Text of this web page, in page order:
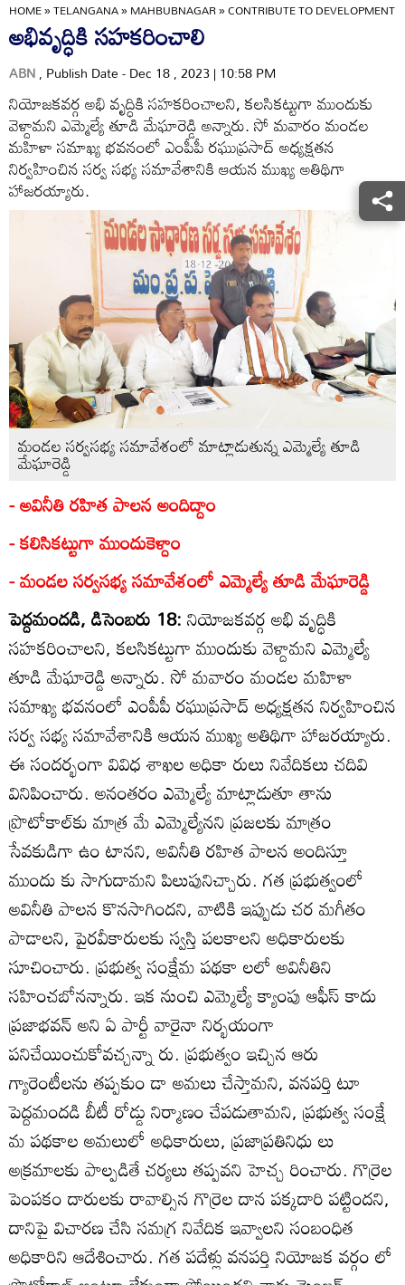
HOME»TELANGANA»MAHBUBNAGAR»CONTRIBUTE TO DEVELOPMENT
అభివృద్ధికి సహకరించాలి
ABN, Publish Date - Dec 18 , 2023 | 10:58 PM
నియోజకవర్గ అభి వృద్ధికి సహకరించాలని, కలసికట్టుగా ముందుకు
వెళ్దామని ఎమ్మెల్యే తూడి మేఘారెడ్డి అన్నారు. సో మవారం మండల
మహిళా సమాఖ్య భవనంలో ఎంపీపీ రఘుప్రసాద్‌ అధ్యక్షతన
నిర్వహించిన సర్వ సభ్య సమావేశానికి ఆయన ముఖ్య అతిథిగా
హాజరయ్యారు.
మండల సర్వసభ్య సమావేశంలో మాట్లాడుతున్న ఎమ్మెల్యే తూడి
మేఘారెడ్డి
- అవినీతి రహిత పాలన అందిద్దాం
- కలిసికట్టుగా ముందుకెళ్దాం
- మండల సర్వసభ్య సమావేశంలో ఎమ్మెల్యే తూడి మేఘారెడ్డి
పెద్దమందడి, డిసెంబరు 18:నియోజకవర్గ అభి వృద్ధికి
సహకరించాలని, కలసికట్టుగా ముందుకు వెళ్దామని ఎమ్మెల్యే
తూడి మేఘారెడ్డి అన్నారు. సో మవారం మండల మహిళా
సమాఖ్య భవనంలో ఎంపీపీ రఘుప్రసాద్‌ అధ్యక్షతన నిర్వహించిన
సర్వ సభ్య సమావేశానికి ఆయన ముఖ్య అతిథిగా హాజరయ్యారు.
ఈ సందర్భంగా వివిధ శాఖల అధికా రులు నివేదికలు చదివి
వినిపించారు. అనంతరం ఎమ్మెల్యే మాట్లాడుతూ తాను
ప్రొటోకాల్‌కు మాత్ర మే ఎమ్మెల్యేనని ప్రజలకు మాత్రం
సేవకుడిగా ఉం టానని, అవినీతి రహిత పాలన అందిస్తూ
ముందు కు సాగుదామని పిలుపునిచ్చారు. గత ప్రభుత్వంలో
అవినీతి పాలన కొనసాగిందని, వాటికి ఇప్పుడు చర మగీతం
పాడాలని, పైరవీకారులకు స్వస్తి పలకాలని అధికారులకు
సూచించారు. ప్రభుత్వ సంక్షేమ పథకా లలో అవినీతిని
సహించబోనన్నారు. ఇక నుంచి ఎమ్మెల్యే క్యాంపు ఆఫీస్‌ కాదు
ప్రజాభవన్‌ అని ఏ పార్టీ వారైనా నిర్భయంగా
పనిచేయించుకోవచ్చన్నా రు. ప్రభుత్వం ఇచ్చిన ఆరు
గ్యారెంటీలను తప్పకుం డా అమలు చేస్తామని, వనపర్తి టూ
పెద్దమందడి బీటీ రోడ్డు నిర్మాణం చేపడుతామని, ప్రభుత్వ సంక్షే
మ పథకాల అమలులో అధికారులు, ప్రజాప్రతినిధు లు
అక్రమాలకు పాల్పడితే చర్యలు తప్పవని హెచ్చ రించారు. గొర్రెల
పెంపకం దారులకు రావాల్సిన గొర్రెల దాన పక్కదారి పట్టిందని,
దానిపై విచారణ చేసి సమగ్ర నివేదిక ఇవ్వాలని సంబంధిత
అధికారిని ఆదేశించారు. గత పదేళ్లు వనపర్తి నియోజక వర్గం లో